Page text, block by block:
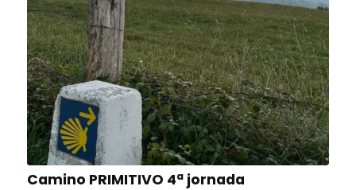
Camino PRIMITIVO 4ª jornada